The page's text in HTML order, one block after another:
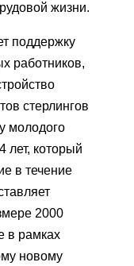
жизни.
поддержку
работников,
стерлингов
молодого
лет, который
в течение
2000
в рамках
новому